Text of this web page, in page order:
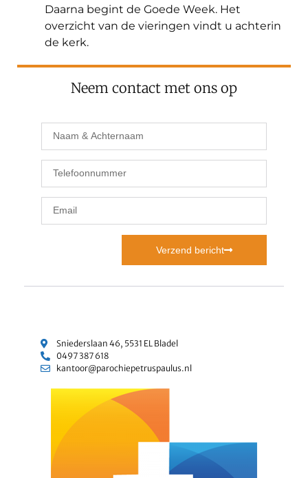
Daarna begint de Goede Week. Het
overzicht van de vieringen vindt u achterin
de kerk.
Neem contact met ons op
Verzend bericht
Sniederslaan 46, 5531 EL Bladel
0497 387 618
kantoor@parochiepetruspaulus.nl